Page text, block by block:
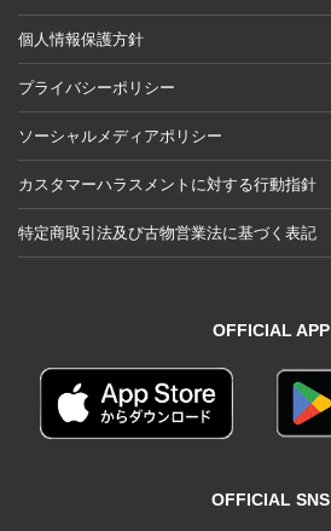
個人情報保護方針
プライバシーポリシー
ソーシャルメディアポリシー
カスタマーハラスメントに対する行動指針
特定商取引法及び古物営業法に基づく表記
OFFICIAL APP
OFFICIAL SNS